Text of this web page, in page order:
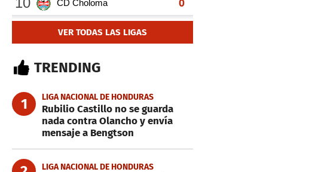
VER TODAS LAS LIGAS
TRENDING
1 LIGA NACIONAL DE HONDURAS
Rubilio Castillo no se guarda
nada contra Olancho y envía
mensaje a Bengtson
LIGA NACIONAL DE HONDURAS